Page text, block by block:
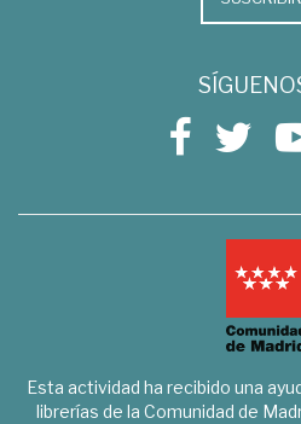
Esta actividad ha recibido una
librerías de la Comunidad de